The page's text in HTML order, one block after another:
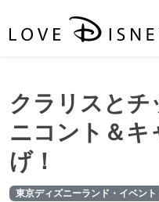
クラリスとチ
ニコント＆キ
げ！
東京ディズニーランド・イベント